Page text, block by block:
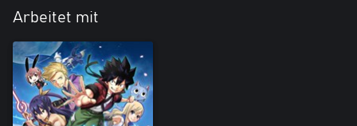
Arbeitet mit